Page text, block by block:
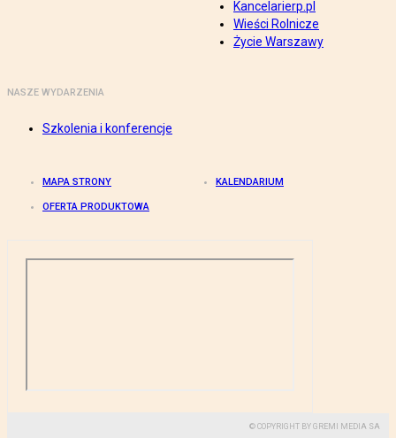
Kancelarierp.pl
Wieści Rolnicze
Życie Warszawy
NASZE WYDARZENIA
Szkolenia i konferencje
MAPA STRONY KALENDARIUM
OFERTA PRODUKTOWA
© COPYRIGHT BY GREMI MEDIA SA